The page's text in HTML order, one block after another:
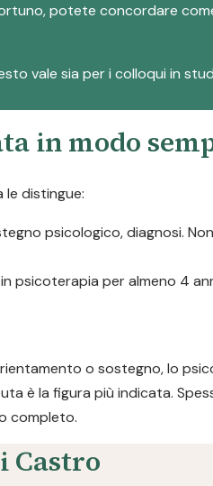
potete concordare
vale sia per i colloqui in
in modo
le distingue:
psicologico, diagnosi.
psicoterapia per almeno 4
o sostegno, lo
è la figura più indicata.
completo.
Castro